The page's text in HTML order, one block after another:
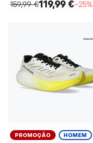
159,99 €119,99 €−25%
PROMOÇÃO HOMEM